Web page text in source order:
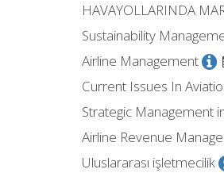
HAVAYOLLARINDA
Sustainability
Airline Management
Current Issues In
Strategic Management
Airline Revenue
Uluslararası işletmecilik